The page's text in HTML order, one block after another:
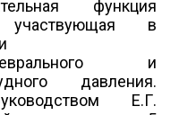
функция
участвующая в
и
давления.
Е.Г.